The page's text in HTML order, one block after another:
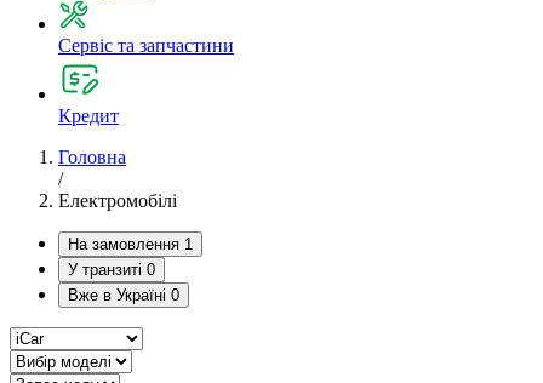
Сервіс та запчастини
Кредит
Головна
/
Електромобілі
На замовлення 1
У транзиті 0
Вже в Україні 0